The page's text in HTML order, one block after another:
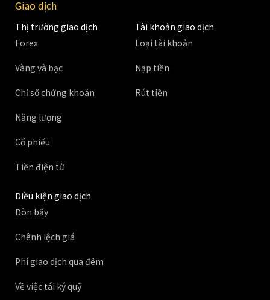
Giao dịch
Thị trường giao dịch
Forex
Vàng và bạc
Chỉ số chứng khoán
Năng lượng
Cổ phiếu
Tiền điện tử
Tài khoản giao dịch
Loại tài khoản
Nạp tiền
Rút tiền
Điều kiện giao dịch
Đòn bẩy
Chênh lệch giá
Phí giao dịch qua đêm
Về việc tái ký quỹ